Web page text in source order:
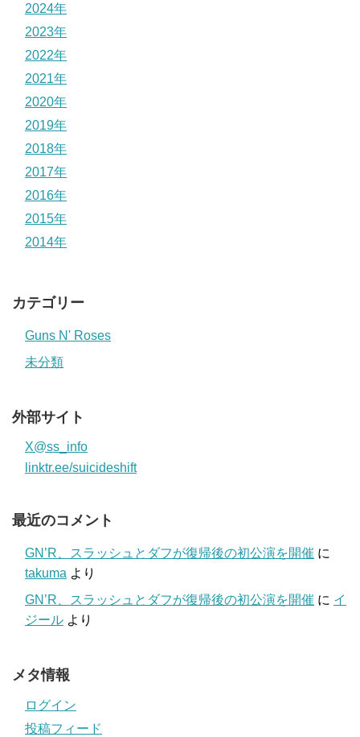
2024年
2023年
2022年
2021年
2020年
2019年
2018年
2017年
2016年
2015年
2014年
カテゴリー
Guns N' Roses
未分類
外部サイト
X@ss_info
linktr.ee/suicideshift
最近のコメント
GN’R、スラッシュとダフが復帰後の初公演を開催 に
takuma より
GN’R、スラッシュとダフが復帰後の初公演を開催 に イ
ジール より
メタ情報
ログイン
投稿フィード